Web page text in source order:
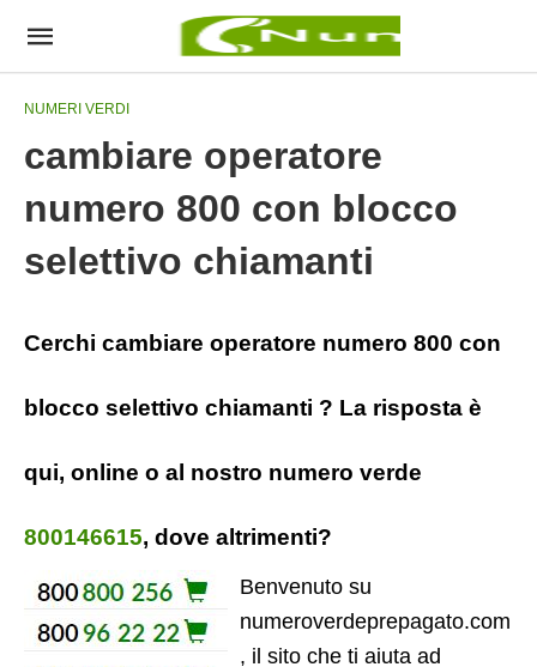
NUMERI VERDI
cambiare operatore
numero 800 con blocco
selettivo chiamanti
Cerchi cambiare operatore numero 800 con
blocco selettivo chiamanti ? La risposta è
qui, online o al nostro numero verde
800146615, dove altrimenti?
Benvenuto su
numeroverdeprepagato.com
, il sito che ti aiuta ad